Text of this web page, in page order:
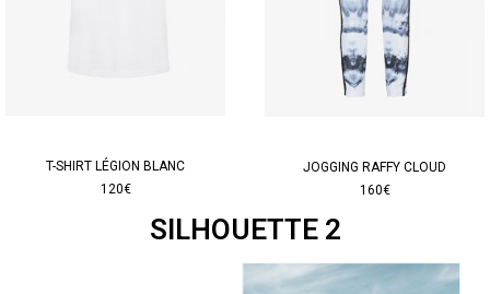
T-SHIRT LÉGION BLANC
120€
JOGGING RAFFY CLOUD
160€
SILHOUETTE 2